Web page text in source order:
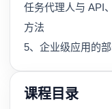
任务代理人与 API
方法
5、企业级应用的
课程目录